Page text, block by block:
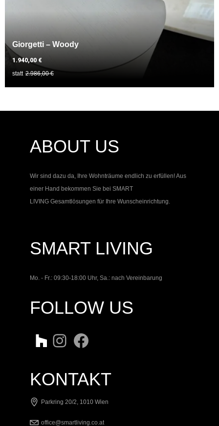
Giorgetti – Woody
1.940,00 €
statt 2.986,00 €
ABOUT US
Wir sind dazu da, Ihre Wohnträume endlich zu erfüllen! Aus
einer Hand bekommen Sie bei SMART
LIVING Gesamtlösungen für Ihre Wunscheinrichtung.
SMART LIVING
Mo. - Fr.: 09:30-18:00 Uhr, Sa.: nach Vereinbarung
FOLLOW US
KONTAKT
Parkring 20/2, 1010 Wien
office@smartliving.co.at